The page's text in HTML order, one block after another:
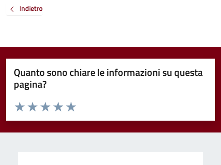
Indietro
Quanto sono chiare le informazioni su questa
pagina?
Valuta da 1 a 5 stelle la pagina
Valuta 5 stelle su 5
Valuta 4 stelle su 5
Valuta 3 stelle su 5
Valuta 2 stelle su 5
Valuta 1 stelle su 5